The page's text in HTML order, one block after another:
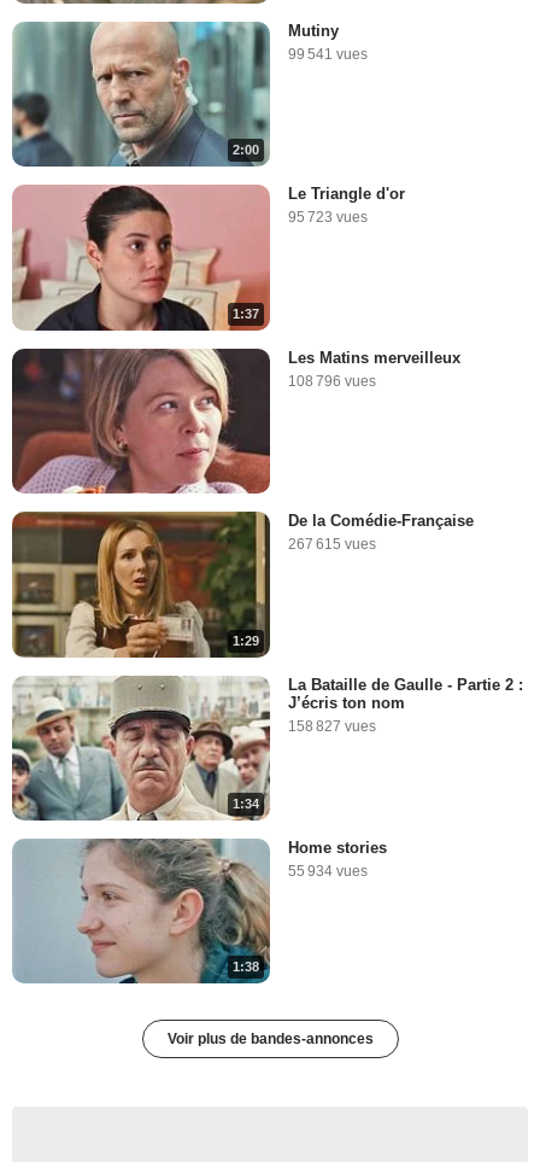
2:00
Mutiny
99 541 vues
1:37
Le Triangle d'or
95 723 vues
Les Matins merveilleux
108 796 vues
1:29
De la Comédie-Française
267 615 vues
1:34
La Bataille de Gaulle - Partie 2 :
J’écris ton nom
158 827 vues
1:38
Home stories
55 934 vues
Voir plus de bandes-annonces